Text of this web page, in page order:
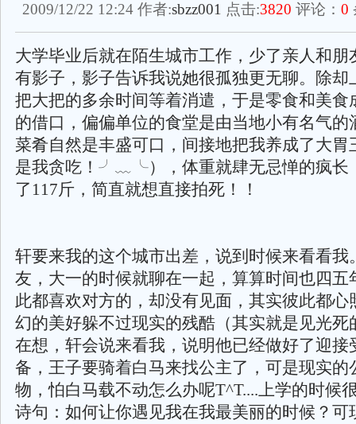
2009/12/22 12:24 作者:sbzz001 点击:3820 评论： 0
大学毕业后就在陌生城市工作，少了亲人和朋
有影子，影子告诉我说她很孤独更无聊。除却
把大把的多余时间等着消遣，于是零食和美食
的借口，偏偏单位的食堂是由当地小有名气的
菜肴自然是丰盛可口，间接地把我养成了大胃
是我贪吃！╯﹏╰），体重就肆无忌惮的疯长
了117斤，简直就想直接拍死！！
轩要来我的这个城市出差，说到时候来看看我
友，大一的时候就聊在一起，算算时间也四五
此都喜欢对方的，却没有见面，其实彼此都心
幻的美好躲不过现实的残酷（其实就是见光死
在想，轩会说来看我，说明他已经做好了迎接
备，王子要骑着白马来找公主了，可是现实的
物，怕白马载不动怎么办呢T^T....上学的时候
诗句：如何让你遇见我在我最美丽的时候？可